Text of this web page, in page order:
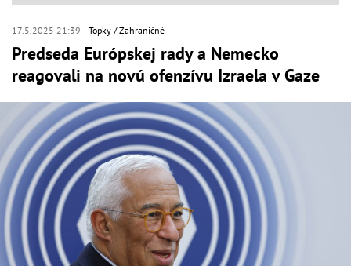
17.5.2025 21:39 Topky Zahraničné
Predseda Európskej rady a Nemecko
reagovali na novú ofenzívu Izraela v Gaze